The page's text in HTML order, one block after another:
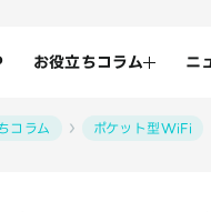
お役立ちコラム ニ
コラム ポケット型WiFi